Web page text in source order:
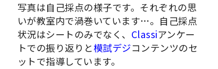
写真は自己採点の様子です。それぞれの思
いが教室内で渦巻いています…。自己採点
状況はシートのみでなく、 Classiアンケー
トでの振り返りと模試デジコンテンツのセ
ットで指導しています。